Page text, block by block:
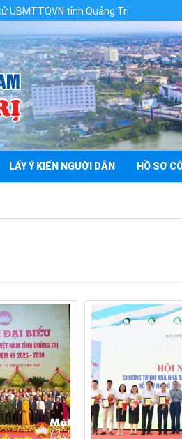
LẤY Ý KIẾN NGƯỜI DÂN HỒ SƠ
Trị